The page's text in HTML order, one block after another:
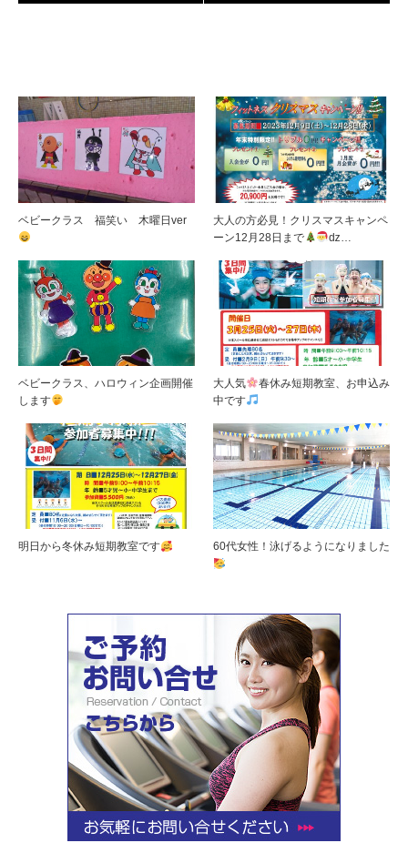
ベビークラス 福笑い 木曜日ver
大人の方必見！クリスマスキャンペ
ーン12月28日まで
ǳ…
ベビークラス、ハロウィン企画開催
します
大人気
春休み短期教室、お申込み
中です
明日から冬休み短期教室です 60代女性！泳げるようになりました